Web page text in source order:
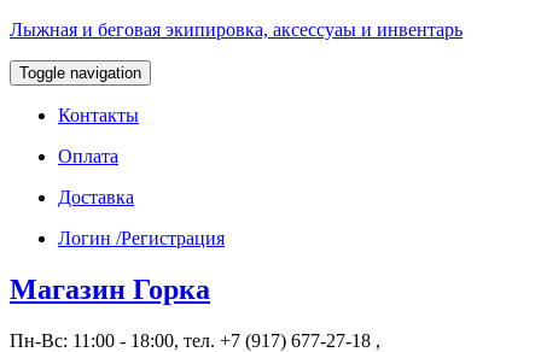
Лыжная и беговая экипировка, аксессуаы и инвентарь
Toggle navigation
Контакты
Оплата
Доставка
Логин /Регистрация
Магазин Горка
Пн-Вс: 11:00 - 18:00, тел. +7 (917) 677-27-18 ,